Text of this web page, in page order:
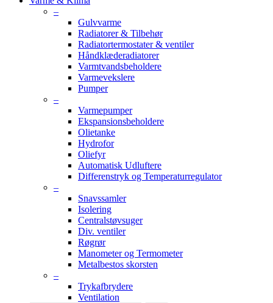
–
Gulvvarme
Radiatorer & Tilbehør
Radiatortermostater & ventiler
Håndklæderadiatorer
Varmtvandsbeholdere
Varmevekslere
Pumper
–
Varmepumper
Ekspansionsbeholdere
Olietanke
Hydrofor
Oliefyr
Automatisk Udluftere
Differenstryk og Temperaturregulator
–
Snavssamler
Isolering
Centralstøvsuger
Div. ventiler
Røgrør
Manometer og Termometer
Metalbestos skorsten
–
Trykafbrydere
Ventilation